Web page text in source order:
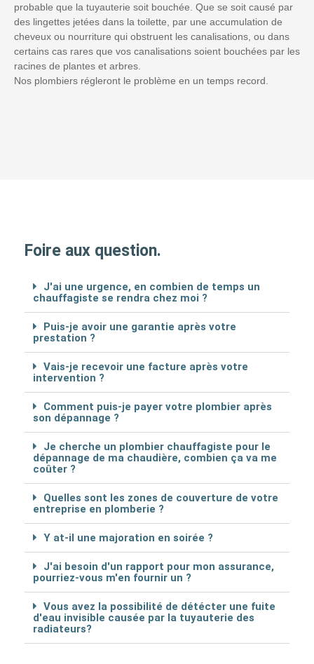
probable que la tuyauterie soit bouchée. Que se soit causé par
des lingettes jetées dans la toilette, par une accumulation de
cheveux ou nourriture qui obstruent les canalisations, ou dans
certains cas rares que vos canalisations soient bouchées par les
racines de plantes et arbres.
Nos plombiers régleront le problème en un temps record.
Foire aux question.
J'ai une urgence, en combien de temps un
chauffagiste se rendra chez moi ?
Puis-je avoir une garantie après votre
prestation ?
Vais-je recevoir une facture après votre
intervention ?
Comment puis-je payer votre plombier après
son dépannage ?
Je cherche un plombier chauffagiste pour le
dépannage de ma chaudière, combien ça va me
coûter ?
Quelles sont les zones de couverture de votre
entreprise en plomberie ?
Y at-il une majoration en soirée ?
J'ai besoin d'un rapport pour mon assurance,
pourriez-vous m'en fournir un ?
Vous avez la possibilité de détécter une fuite
d'eau invisible causée par la tuyauterie des
radiateurs?